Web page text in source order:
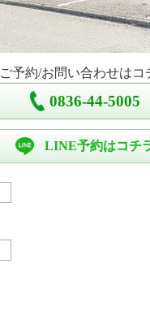
ご予約/お問い合わせはコ
0836-44-5005
LINE予約はコチ